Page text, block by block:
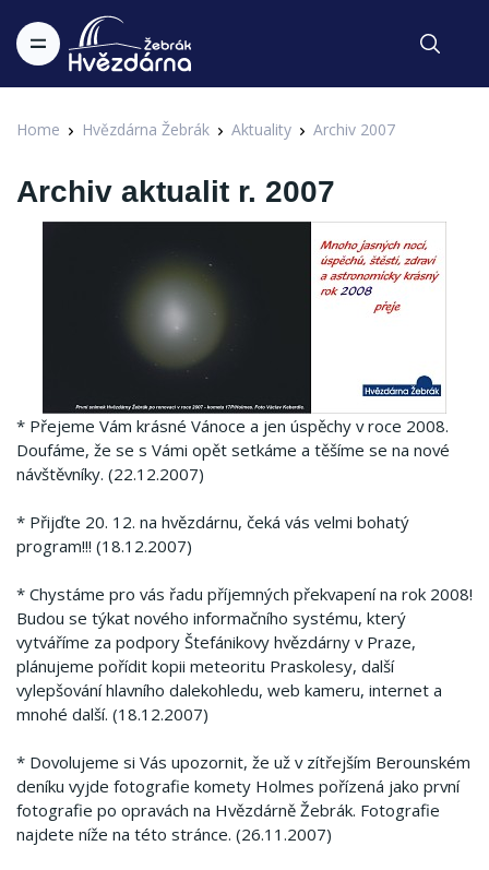
Home Hvězdárna Žebrák Aktuality Archiv 2007
Archiv aktualit r. 2007
* Přejeme Vám krásné Vánoce a jen úspěchy v roce 2008.
Doufáme, že se s Vámi opět setkáme a těšíme se na nové
návštěvníky. (22.12.2007)
* Přijďte 20. 12. na hvězdárnu, čeká vás velmi bohatý
program!!! (18.12.2007)
* Chystáme pro vás řadu příjemných překvapení na rok 2008!
Budou se týkat nového informačního systému, který
vytváříme za podpory Štefánikovy hvězdárny v Praze,
plánujeme pořídit kopii meteoritu Praskolesy, další
vylepšování hlavního dalekohledu, web kameru, internet a
mnohé další. (18.12.2007)
* Dovolujeme si Vás upozornit, že už v zítřejším Berounském
deníku vyjde fotografie komety Holmes pořízená jako první
fotografie po opravách na Hvězdárně Žebrák. Fotografie
najdete níže na této stránce. (26.11.2007)